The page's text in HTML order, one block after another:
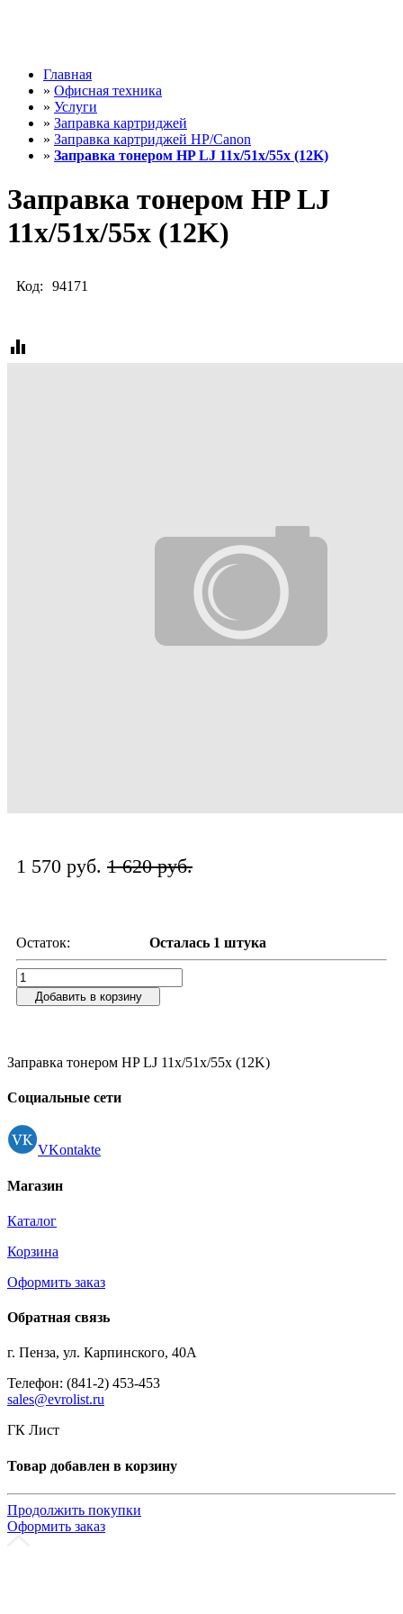
Главная
» Офисная техника
» Услуги
» Заправка картриджей
» Заправка картриджей HP/Canon
» Заправка тонером HP LJ 11х/51х/55х (12K)
Заправка тонером HP LJ
11х/51х/55х (12K)
Код: 94171
equalizer
1 570 руб. 1 620 руб.
Остаток: Осталась 1 штука
Добавить в корзину
Заправка тонером HP LJ 11х/51х/55х (12K)
Социальные сети
VKontakte
Магазин
Каталог
Корзина
Оформить заказ
Обратная связь
г. Пенза, ул. Карпинского, 40А
Телефон: (841-2) 453-453
sales@evrolist.ru
ГК Лист
Товар добавлен в корзину
Продолжить покупки
Оформить заказ